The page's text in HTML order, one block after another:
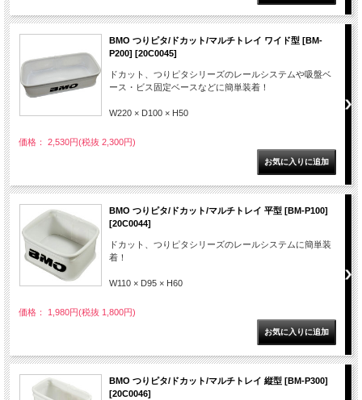
BMO つりピタ/ドカット/マルチトレイ ワイド型 [BM-
P200] [20C0045]
ドカット、つりピタシリーズのレールシステムや吸盤ベ
ース・ビス固定ベースなどに簡単装着！
W220 × D100 × H50
価格： 2,530円(税抜 2,300円)
BMO つりピタ/ドカット/マルチトレイ 平型 [BM-P100]
[20C0044]
ドカット、つりピタシリーズのレールシステムに簡単装
着！
W110 × D95 × H60
価格： 1,980円(税抜 1,800円)
BMO つりピタ/ドカット/マルチトレイ 縦型 [BM-P300]
[20C0046]